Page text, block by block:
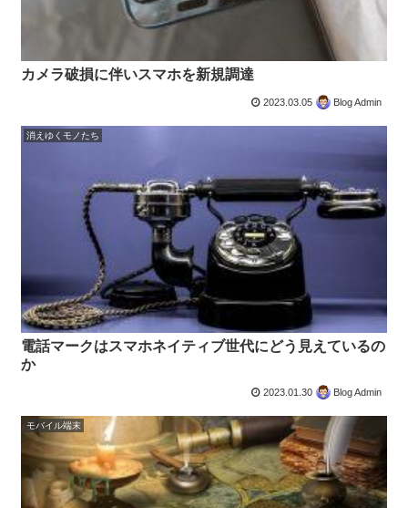
カメラ破損に伴いスマホを新規調達
2023.03.05 Blog Admin
消えゆくモノたち
電話マークはスマホネイティブ世代にどう見えているの
か
2023.01.30 Blog Admin
モバイル端末